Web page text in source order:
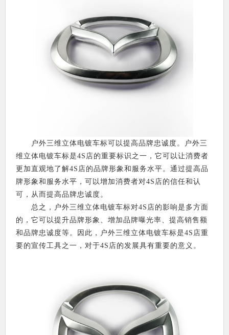
户外三维立体电镀车标可以提高品牌忠诚度。户外三
维立体电镀车标是4S店的重要标识之一，它可以让消费者
更加直观地了解4S店的品牌形象和服务水平。通过提高品
牌形象和服务水平，可以增加消费者对4S店的信任和认
可，从而提高品牌忠诚度。
总之，户外三维立体电镀车标对4S店的影响是多方面
的，它可以提升品牌形象、增加品牌曝光率、提高销售额
和品牌忠诚度等。因此，户外三维立体电镀车标是4S店重
要的宣传工具之一，对于4S店的发展具有重要的意义。